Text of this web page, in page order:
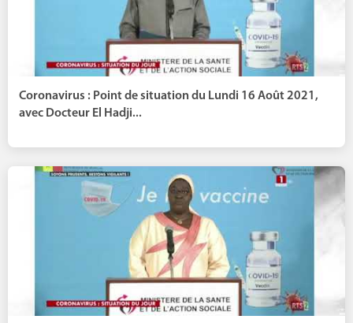
Coronavirus : Point de situation du Lundi 16 Août 2021,
avec Docteur El Hadji...